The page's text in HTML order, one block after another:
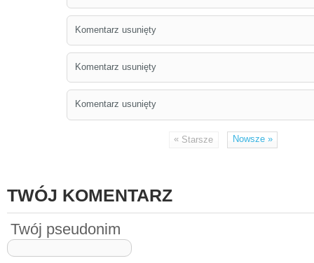
Komentarz usunięty
Komentarz usunięty
Komentarz usunięty
« Starsze Nowsze»
TWÓJ KOMENTARZ
Twój pseudonim